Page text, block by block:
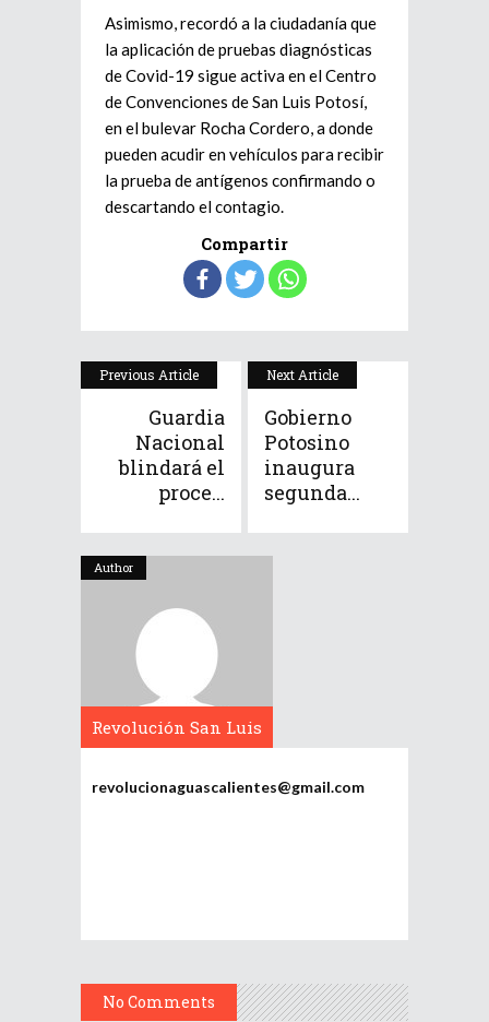
Asimismo, recordó a la ciudadanía que
la aplicación de pruebas diagnósticas
de Covid-19 sigue activa en el Centro
de Convenciones de San Luis Potosí,
en el bulevar Rocha Cordero, a donde
pueden acudir en vehículos para recibir
la prueba de antígenos confirmando o
descartando el contagio.
Compartir
Previous Article
Guardia
Nacional
blindará el
proce...
Next Article
Gobierno
Potosino
inaugura
segunda...
Author
Revolución San Luis
revolucionaguascalientes@gmail.com
No Comments